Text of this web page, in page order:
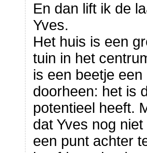
En dan lift ik de
Yves.
Het huis is een
tuin in het
is een beetje
doorheen: het is
potentieel heeft.
dat Yves nog
een punt achter